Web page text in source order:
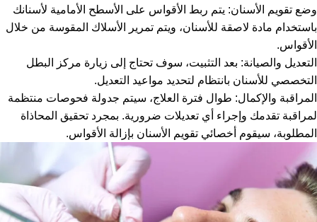
وضع تقويم الأسنان: يتم ربط الأقواس على الأسطح الأمامية لأسنانك
باستخدام مادة لاصقة للأسنان، ويتم تمرير الأسلاك المقوسة من خلال
الأقواس.
التعديل والصيانة: بعد التثبيت، سوف تحتاج إلى زيارة مركز البطل
التخصصي للأسنان بانتظام لتحديد مواعيد التعديل.
المراقبة والإكمال: طوال فترة العلاج، سيتم جدولة فحوصات منتظمة
لمراقبة تقدمك وإجراء أي تعديلات ضرورية. بمجرد تحقيق المحاذاة
المطلوبة، سيقوم أخصائي تقويم الأسنان بإزالة الأقواس.